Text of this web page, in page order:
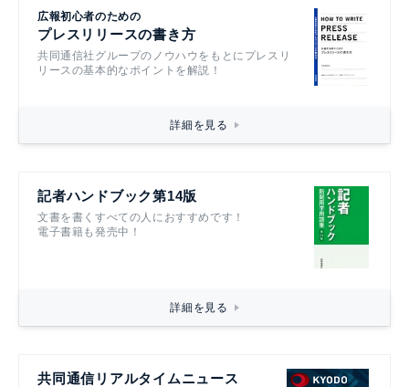
広報初心者のための
プレスリリースの書き方
共同通信社グループのノウハウをもとにプレスリ
リースの基本的なポイントを解説！
詳細を見る
記者ハンドブック第14版
文書を書くすべての人におすすめです！
電子書籍も発売中！
詳細を見る
共同通信リアルタイムニュース